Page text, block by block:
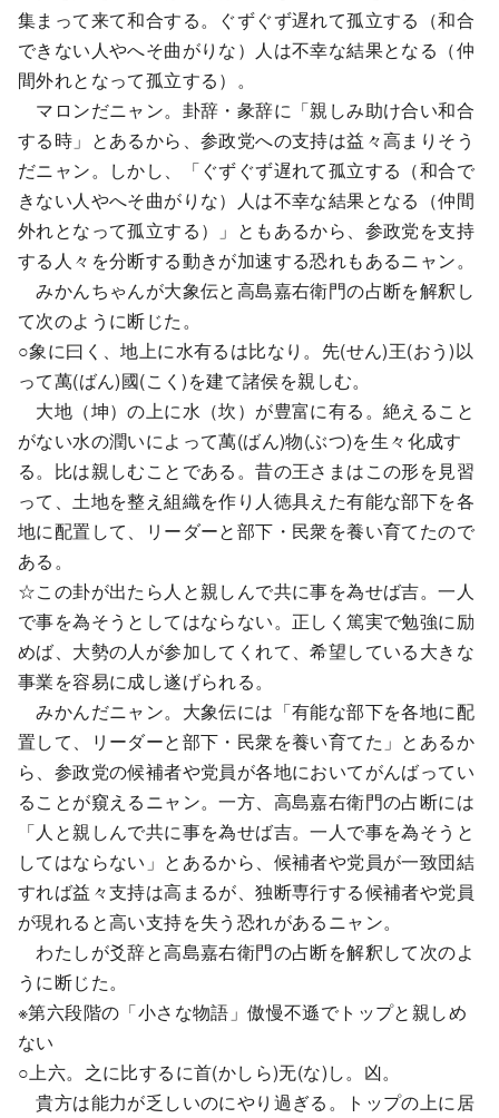
集まって来て和合する。ぐずぐず遅れて孤立する（和合
できない人やへそ曲がりな）人は不幸な結果となる（仲
間外れとなって孤立する）。
マロンだニャン。卦辞・彖辞に「親しみ助け合い和合
する時」とあるから、参政党への支持は益々高まりそう
だニャン。しかし、「ぐずぐず遅れて孤立する（和合で
きない人やへそ曲がりな）人は不幸な結果となる（仲間
外れとなって孤立する）」ともあるから、参政党を支持
する人々を分断する動きが加速する恐れもあるニャン。
みかんちゃんが大象伝と高島嘉右衛門の占断を解釈し
て次のように断じた。
○象に曰く、地上に水有るは比なり。先(せん)王(おう)以
って萬(ばん)國(こく)を建て諸侯を親しむ。
大地（坤）の上に水（坎）が豊富に有る。絶えること
がない水の潤いによって萬(ばん)物(ぶつ)を生々化成す
る。比は親しむことである。昔の王さまはこの形を見習
って、土地を整え組織を作り人徳具えた有能な部下を各
地に配置して、リーダーと部下・民衆を養い育てたので
ある。
☆この卦が出たら人と親しんで共に事を為せば吉。一人
で事を為そうとしてはならない。正しく篤実で勉強に励
めば、大勢の人が参加してくれて、希望している大きな
事業を容易に成し遂げられる。
みかんだニャン。大象伝には「有能な部下を各地に配
置して、リーダーと部下・民衆を養い育てた」とあるか
ら、参政党の候補者や党員が各地においてがんばってい
ることが窺えるニャン。一方、高島嘉右衛門の占断には
「人と親しんで共に事を為せば吉。一人で事を為そうと
してはならない」とあるから、候補者や党員が一致団結
すれば益々支持は高まるが、独断専行する候補者や党員
が現れると高い支持を失う恐れがあるニャン。
わたしが爻辞と高島嘉右衛門の占断を解釈して次のよ
うに断じた。
※第六段階の「小さな物語」傲慢不遜でトップと親しめ
ない
○上六。之に比するに首(かしら)无(な)し。凶。
貴方は能力が乏しいのにやり過ぎる。トップの上に居